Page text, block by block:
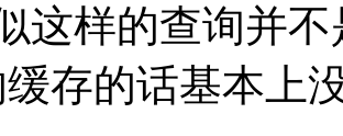
这样的查询并
缓存的话基本上